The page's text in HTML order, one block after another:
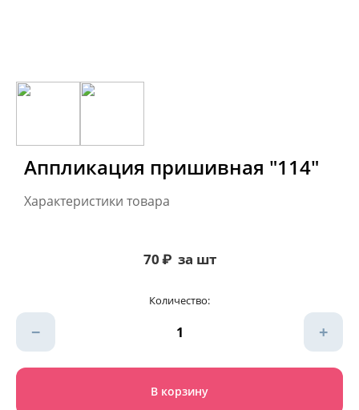
Аппликация пришивная "114"
Характеристики товара
70₽ за шт
Количество:
+
−
В корзину